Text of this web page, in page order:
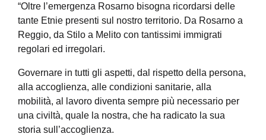
“Oltre l’emergenza Rosarno bisogna ricordarsi delle
tante Etnie presenti sul nostro territorio. Da Rosarno a
Reggio, da Stilo a Melito con tantissimi immigrati
regolari ed irregolari.
Governare in tutti gli aspetti, dal rispetto della persona,
alla accoglienza, alle condizioni sanitarie, alla
mobilità, al lavoro diventa sempre più necessario per
una civiltà, quale la nostra, che ha radicato la sua
storia sull’accoglienza.